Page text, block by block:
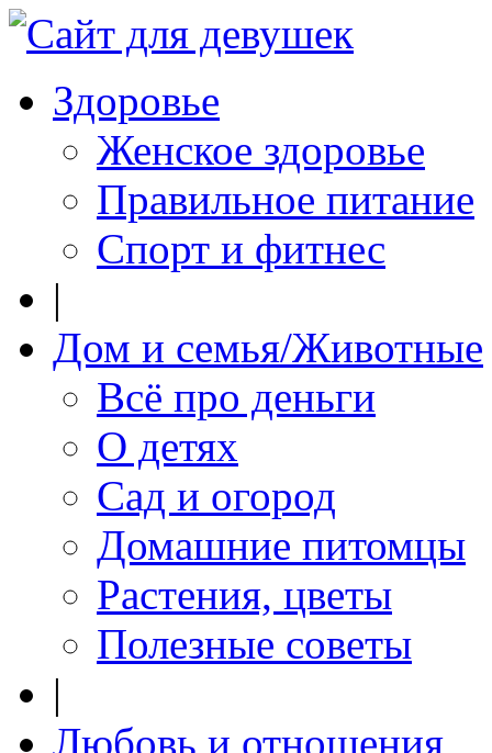
Здоровье
Женское здоровье
Правильное питание
Спорт и фитнес
|
Дом и семья/Животные
Всё про деньги
О детях
Сад и огород
Домашние питомцы
Растения, цветы
Полезные советы
|
Любовь и отношения